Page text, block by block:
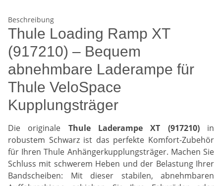
Beschreibung
Thule Loading Ramp XT
(917210) – Bequem
abnehmbare Laderampe für
Thule VeloSpace
Kupplungsträger
Die originale Thule Laderampe XT (917210)in
robustem Schwarz ist das perfekte Komfort-Zubehör
für Ihren Thule Anhängerkupplungsträger. Machen Sie
Schluss mit schwerem Heben und der Belastung Ihrer
Bandscheiben: Mit dieser stabilen, abnehmbaren